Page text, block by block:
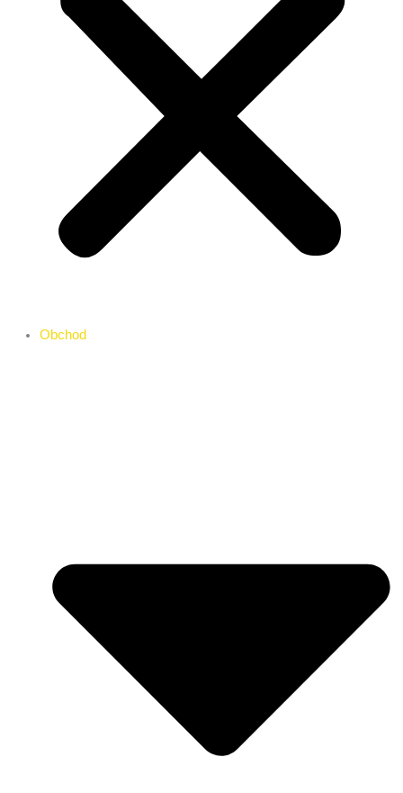
Obchod